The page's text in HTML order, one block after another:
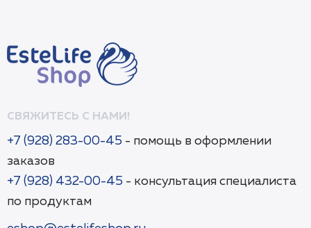
СВЯЖИТЕСЬ С НАМИ!
+7 (928) 283-00-45 - помощь в оформлении
заказов
+7 (928) 432-00-45 - консультация специалиста
по продуктам